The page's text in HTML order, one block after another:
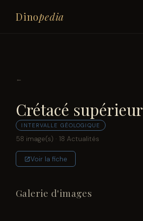
Dinopedia
←
Crétacé supérieur
INTERVALLE GÉOLOGIQUE
58 image(s) · 18 Actualités
Voir la fiche
Galerie d'images